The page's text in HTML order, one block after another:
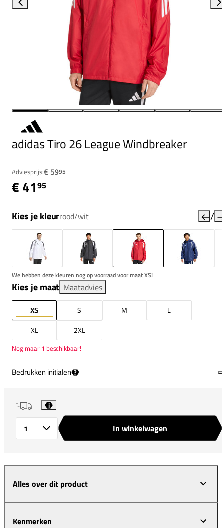
adidas Tiro 26 League Windbreaker
Adviesprijs:€ 5995
€ 4195
Kies je kleurrood/wit /
We hebben deze kleuren nog op voorraad voor maat XS!
Kies je maat Maatadvies
XS S M
L
XL
2XL
Nog maar 1 beschikbaar!
Bedrukken initialen ?
i
In winkelwagen
Alles over dit product
Kenmerken